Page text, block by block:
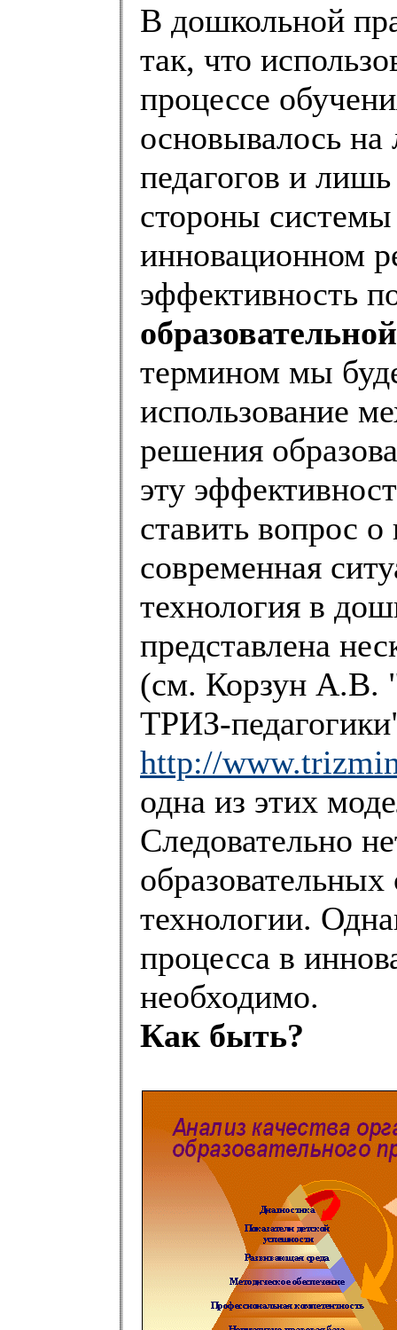
В дошкольной
так, что
процессе
основывалось
педагогов и
стороны системы
инновационном
эффективность
термином мы
использование
решения
эту
ставить вопрос
современная
технология в
представлена
(см. Корзун А.В.
ТРИЗ-
http://
одна из этих
Следовательно
образовательных
технологии.
процесса в
необходимо.
Как быть?